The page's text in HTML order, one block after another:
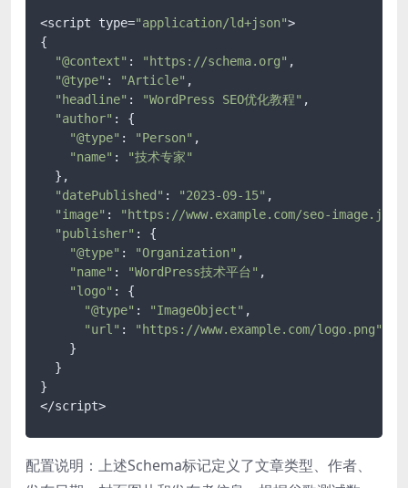
<script type="application/ld+json">
{
"@context" : "https://schema.org" ,
"@type" : "Article" ,
"headline" : "WordPress SEO优化教程" ,
"author" : {
"@type" : "Person" ,
"name" :
"技术专家"
  },
"datePublished" : "2023-09-15" ,
"image" : "https://www.example.com/seo-image.jpg"
"publisher" : {
"@type" : "Organization" ,
"name" : "WordPress技术平台" ,
"logo" : {
"@type" : "ImageObject" ,
"url" :
"https://www.example.com/logo.png"
    }
  }
}
配置说明：上述Schema标记定义了文章类型、作者、